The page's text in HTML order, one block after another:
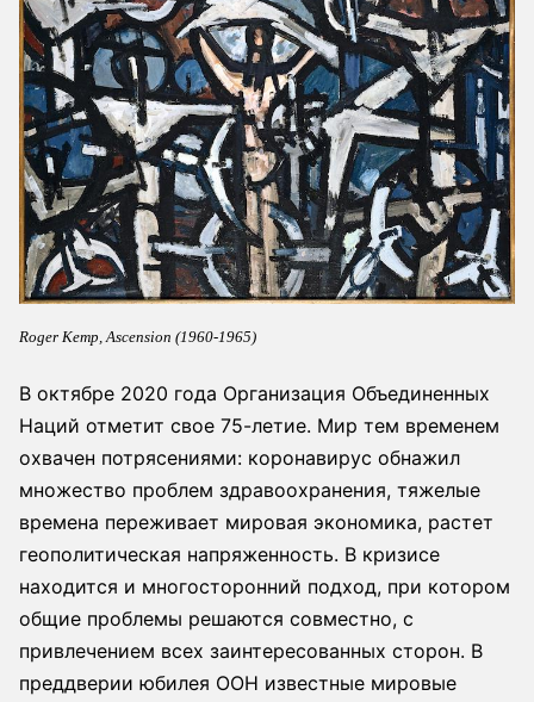
Roger Kemp, Ascension (1960-1965)
В октябре 2020 года Организация Объединенных
Наций отметит свое 75-летие. Мир тем временем
охвачен потрясениями: коронавирус обнажил
множество проблем здравоохранения, тяжелые
времена переживает мировая экономика, растет
геополитическая напряженность. В кризисе
находится и многосторонний подход, при котором
общие проблемы решаются совместно, с
привлечением всех заинтересованных сторон. В
преддверии юбилея ООН известные мировые